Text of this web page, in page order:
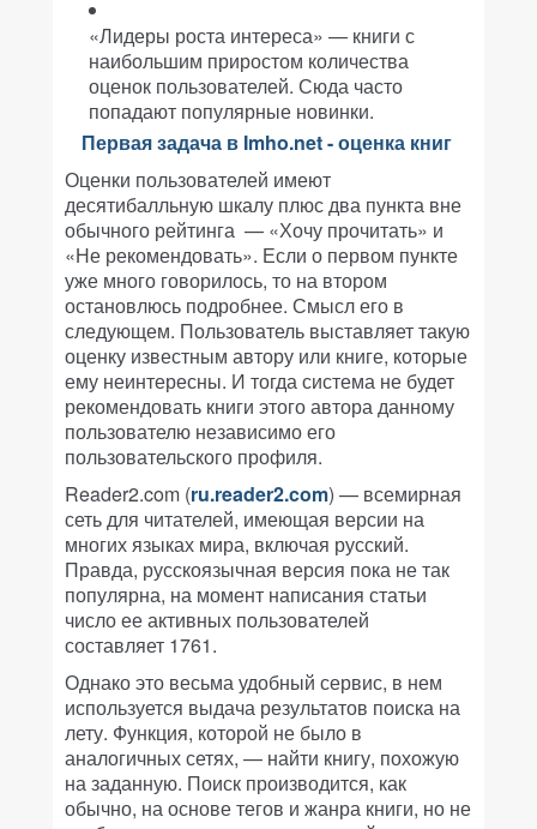
«Лидеры роста интереса» — книги с
наибольшим приростом количества
оценок пользователей. Сюда часто
попадают популярные новинки.
Первая задача в Imho.net - оценка книг
Оценки пользователей имеют
десятибалльную шкалу плюс два пункта вне
обычного рейтинга — «Хочу прочитать» и
«Не рекомендовать». Если о первом пункте
уже много говорилось, то на втором
остановлюсь подробнее. Смысл его в
следующем. Пользователь выставляет такую
оценку известным автору или книге, которые
ему неинтересны. И тогда система не будет
рекомендовать книги этого автора данному
пользователю независимо его
пользовательского профиля.
Reader2.com (ru.reader2.com) — всемирная
сеть для читателей, имеющая версии на
многих языках мира, включая русский.
Правда, русскоязычная версия пока не так
популярна, на момент написания статьи
число ее активных пользователей
составляет 1761.
Однако это весьма удобный сервис, в нем
используется выдача результатов поиска на
лету. Функция, которой не было в
аналогичных сетях, — найти книгу, похожую
на заданную. Поиск производится, как
обычно, на основе тегов и жанра книги, но не